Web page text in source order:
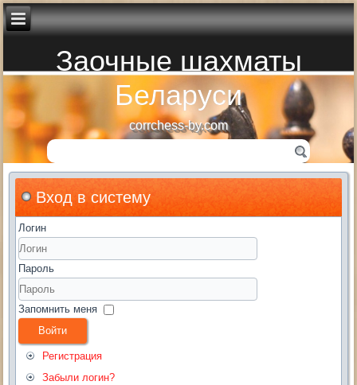
Заочные шахматы
Беларуси
corrchess-by.com
Вход в систему
Логин
Пароль
Запомнить меня
Войти
Регистрация
Забыли логин?